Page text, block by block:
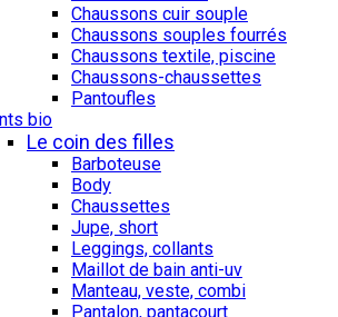
Chaussons cuir souple
Chaussons souples fourrés
Chaussons textile, piscine
Chaussons-chaussettes
Pantoufles
bio
Le coin des filles
Barboteuse
Body
Chaussettes
Jupe, short
Leggings, collants
Maillot de bain anti-uv
Manteau, veste, combi
Pantalon, pantacourt